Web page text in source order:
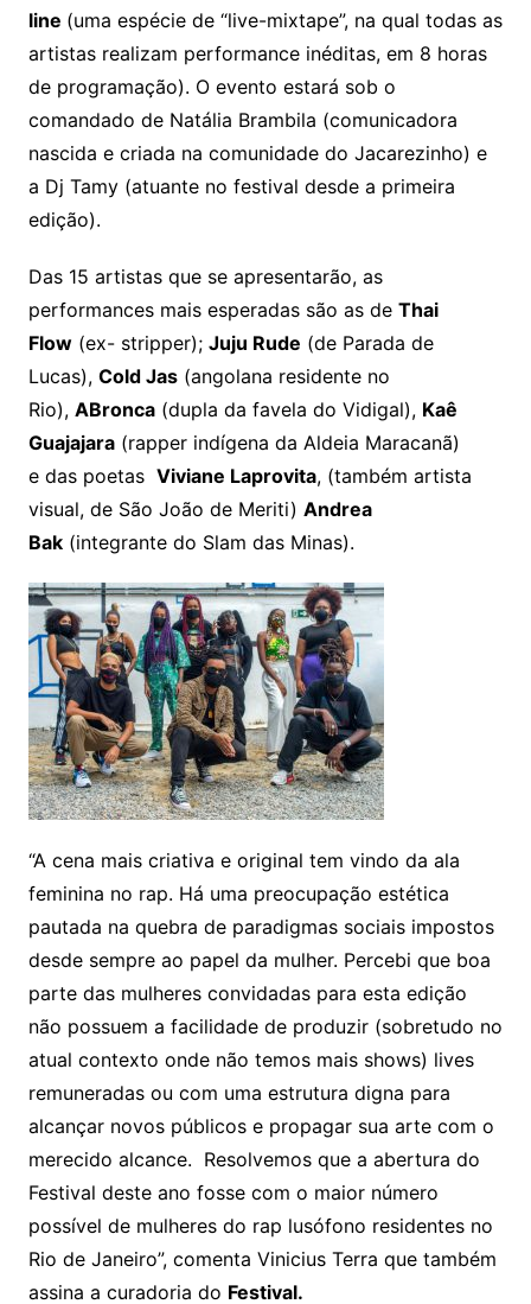
line (uma espécie de “live-mixtape”, na qual todas as
artistas realizam performance inéditas, em 8 horas
de programação). O evento estará sob o
comandado de Natália Brambila (comunicadora
nascida e criada na comunidade do Jacarezinho) e
a Dj Tamy (atuante no festival desde a primeira
edição).
Das 15 artistas que se apresentarão, as
performances mais esperadas são as de Thai
Flow(ex- stripper); Juju Rude (de Parada de
Lucas), Cold Jas(angolana residente no
Rio), ABronca(dupla da favela do Vidigal), Kaê
Guajajara(rapper indígena da Aldeia Maracanã)
e das poetas Viviane Laprovita, (também artista
visual, de São João de Meriti) Andrea
Bak(integrante do Slam das Minas).
“A cena mais criativa e original tem vindo da ala
feminina no rap. Há uma preocupação estética
pautada na quebra de paradigmas sociais impostos
desde sempre ao papel da mulher. Percebi que boa
parte das mulheres convidadas para esta edição
não possuem a facilidade de produzir (sobretudo no
atual contexto onde não temos mais shows) lives
remuneradas ou com uma estrutura digna para
alcançar novos públicos e propagar sua arte com o
merecido alcance. Resolvemos que a abertura do
Festival deste ano fosse com o maior número
possível de mulheres do rap lusófono residentes no
Rio de Janeiro”, comenta Vinicius Terra que também
assina a curadoria do Festival.